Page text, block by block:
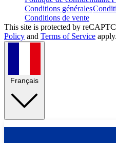
Conditions générales
Conditions de vente
This site is protected by
Policy and Terms of Service apply.
Français